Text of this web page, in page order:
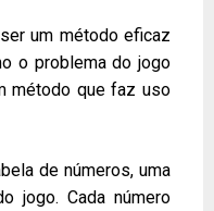
um método eficaz
o problema do jogo
método que faz uso
de números, uma
jogo. Cada número